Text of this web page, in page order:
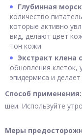
Глубинная
количество
которые активно
вид, делают цвет
тон кожи.
Экстракт клена
обновления клеток,
эпидермиса и
Способ применения:
шеи. Используйте
Меры